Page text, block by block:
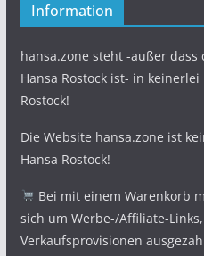
Information
hansa.zone steht -außer dass
Hansa Rostock ist- in keinerlei
Rostock!
Die Website hansa.zone ist
Hansa Rostock!
Bei mit einem Warenkorb
sich um Werbe-/Affiliate-
Verkaufsprovisionen